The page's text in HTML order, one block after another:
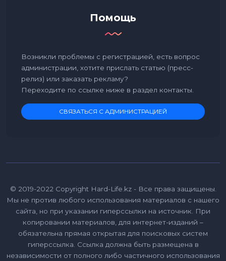
Помощь
Возникли проблемы с регистрацией, есть вопрос
администрации, хотите прислать статью (пресс-
релиз) или заказать рекламу?
Переходите по ссылке ниже в раздел контакты.
СВЯЗАТЬСЯ С АДМИНИСТРАЦИЕЙ
© 2019-2022 Copyright Hard-Life.kz - Все права защищены.
Мы не против любого использования материалов с нашего
сайта, но при указании гиперссылки на источник. При
копировании материалов, для интернет-изданий –
обязательна прямая открытая для поисковых систем
гиперссылка. Ссылка должна быть размещена в
независимости от полного либо частичного использования